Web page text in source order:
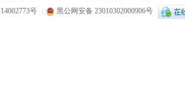
号 黑公网安备 23010302000906号